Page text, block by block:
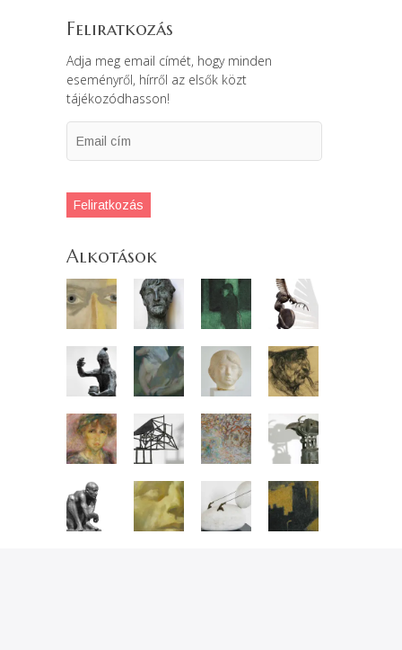
Feliratkozás
Adja meg email címét, hogy minden
eseményről, hírről az elsők közt
tájékozódhasson!
cím
Feliratkozás
Alkotások